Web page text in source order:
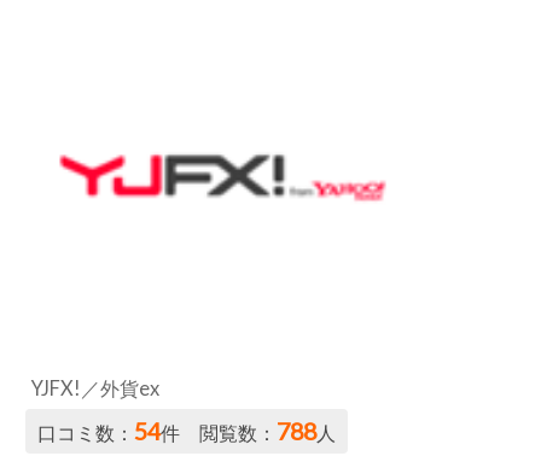
YJFX!／外貨ex
口コミ数：54件 閲覧数： 788人